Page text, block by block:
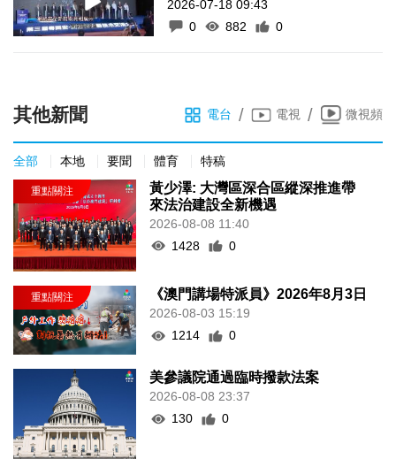
2026-07-18 09:43
0
882 0
其他新聞 電台 / 電視 / 微視頻
全部 本地 要聞 體育 特稿
黃少澤: 大灣區深合區縱深推進帶
來法治建設全新機遇
2026-08-08 11:40
1428
0
《澳門講場特派員》2026年8月3日
2026-08-03 15:19
1214
0
美參議院通過臨時撥款法案
2026-08-08 23:37
130
0